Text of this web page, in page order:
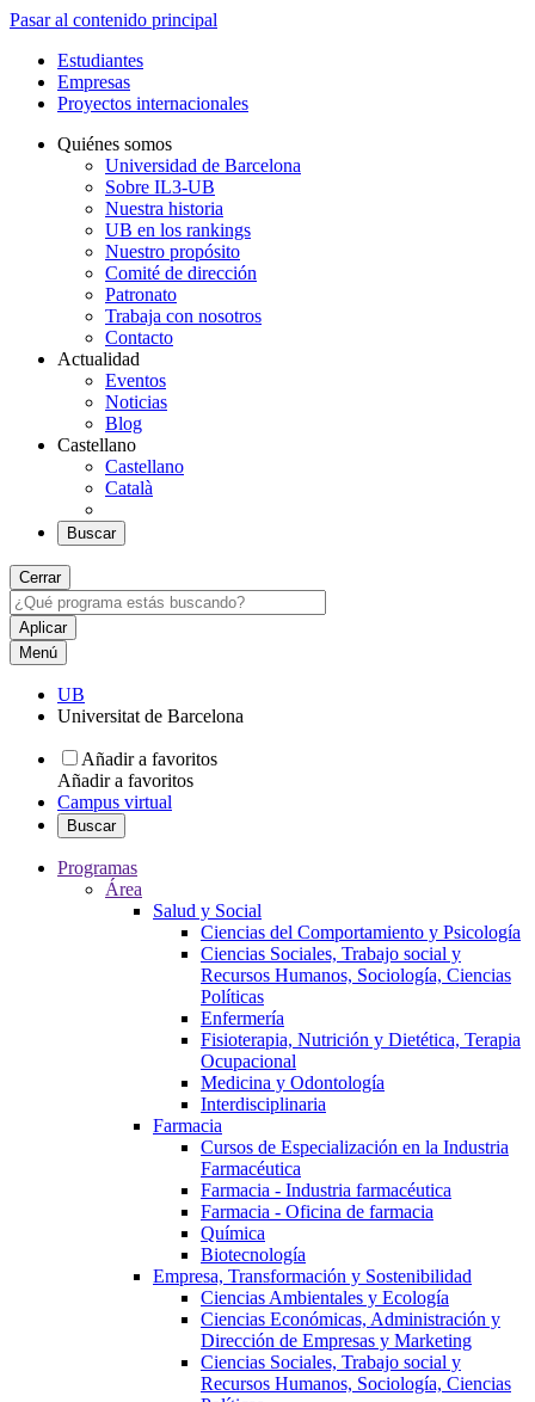
Pasar al contenido principal
Estudiantes
Empresas
Proyectos internacionales
Quiénes somos
Universidad de Barcelona
Sobre IL3-UB
Nuestra historia
UB en los rankings
Nuestro propósito
Comité de dirección
Patronato
Trabaja con nosotros
Contacto
Actualidad
Eventos
Noticias
Blog
Castellano
Castellano
Català
Buscar
Cerrar
Menú
UB
Universitat de Barcelona
Añadir a favoritos
Añadir a favoritos
Campus virtual
Buscar
Programas
Área
Salud y Social
Ciencias del Comportamiento y Psicología
Ciencias Sociales, Trabajo social y
Recursos Humanos, Sociología, Ciencias
Políticas
Enfermería
Fisioterapia, Nutrición y Dietética, Terapia
Ocupacional
Medicina y Odontología
Interdisciplinaria
Farmacia
Cursos de Especialización en la Industria
Farmacéutica
Farmacia - Industria farmacéutica
Farmacia - Oficina de farmacia
Química
Biotecnología
Empresa, Transformación y Sostenibilidad
Ciencias Ambientales y Ecología
Ciencias Económicas, Administración y
Dirección de Empresas y Marketing
Ciencias Sociales, Trabajo social y
Recursos Humanos, Sociología, Ciencias